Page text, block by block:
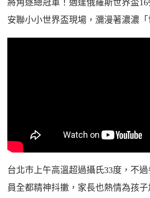
將角逐總冠軍！適逢俄羅斯世界盃16
安聯小小世界盃現場，瀰漫著濃濃「
台北市上午高溫超過攝氏33度，不
員全都精神抖擻，家長也熱情為孩